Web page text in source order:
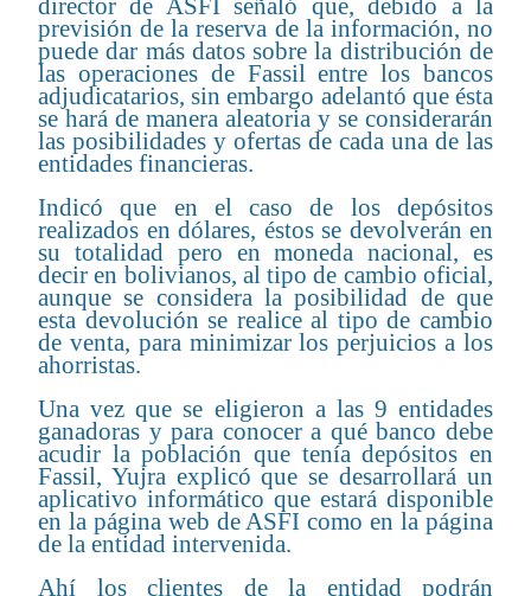
previsión de la reserva de la información, no
puede dar más datos sobre la distribución de
las operaciones de Fassil entre los bancos
adjudicatarios, sin embargo adelantó que ésta
se hará de manera aleatoria y se considerarán
las posibilidades y ofertas de cada una de las
entidades financieras.
Indicó que en el caso de los depósitos
realizados en dólares, éstos se devolverán en
su totalidad pero en moneda nacional, es
decir en bolivianos, al tipo de cambio oficial,
aunque se considera la posibilidad de que
esta devolución se realice al tipo de cambio
de venta, para minimizar los perjuicios a los
ahorristas.
Una vez que se eligieron a las 9 entidades
ganadoras y para conocer a qué banco debe
acudir la población que tenía depósitos en
Fassil, Yujra explicó que se desarrollará un
aplicativo informático que estará disponible
en la página web de ASFI como en la página
de la entidad intervenida.
Ahí los clientes de la entidad podrán